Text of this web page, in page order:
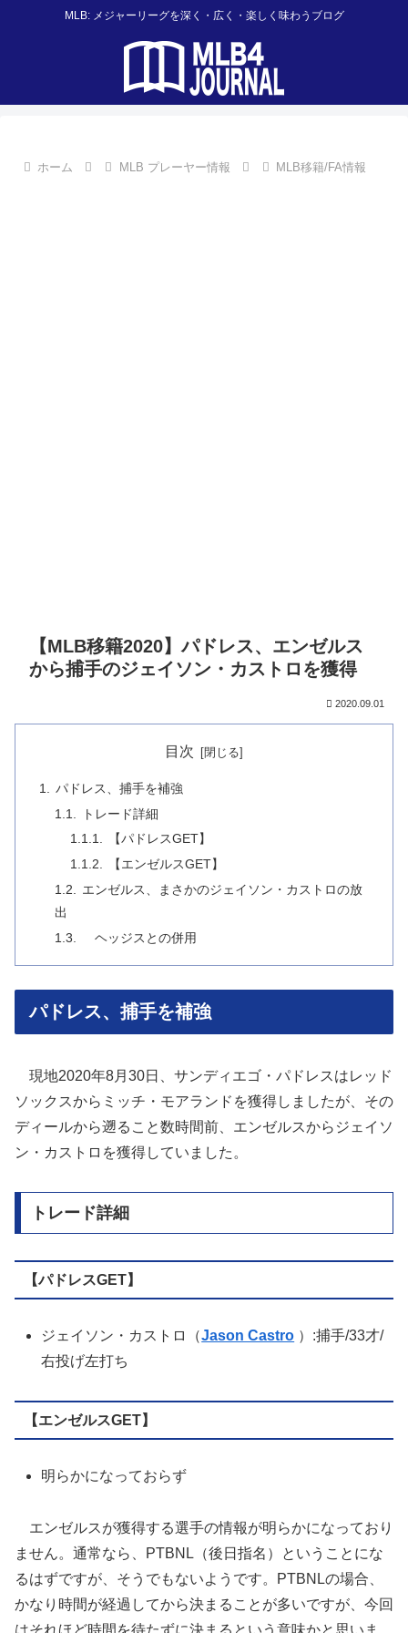
MLB: メジャーリーグを深く・広く・楽しく味わうブログ
ホーム MLB プレーヤー情報 MLB移籍/FA情報
【MLB移籍2020】パドレス、エンゼルス
から捕手のジェイソン・カストロを獲得
2020.09.01
目次
パドレス、捕手を補強
トレード詳細
【パドレスGET】
【エンゼルスGET】
エンゼルス、まさかのジェイソン・カストロの放
出
ヘッジスとの併用
パドレス、捕手を補強
現地2020年8月30日、サンディエゴ・パドレスはレッド
ソックスからミッチ・モアランドを獲得しましたが、その
ディールから遡ること数時間前、エンゼルスからジェイソ
ン・カストロを獲得していました。
トレード詳細
【パドレスGET】
ジェイソン・カストロ（Jason Castro ）:捕手/33才/
右投げ左打ち
【エンゼルスGET】
明らかになっておらず
エンゼルスが獲得する選手の情報が明らかになっており
ません。通常なら、PTBNL（後日指名）ということにな
るはずですが、そうでもないようです。PTBNLの場合、
かなり時間が経過してから決まることが多いですが、今回
はそれほど時間を待たずに決まるという意味かと思いま